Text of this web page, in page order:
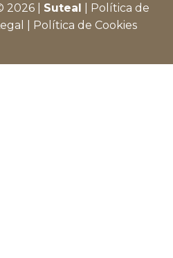
2026 | Suteal
Política de
Política de Cookies